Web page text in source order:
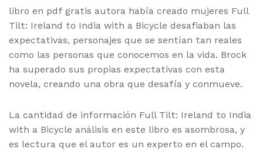
libro en pdf gratis autora había creado mujeres Full
Tilt: Ireland to India with a Bicycle desafiaban las
expectativas, personajes que se sentían tan reales
como las personas que conocemos en la vida. Brock
ha superado sus propias expectativas con esta
novela, creando una obra que desafía y conmueve.
La cantidad de información Full Tilt: Ireland to India
with a Bicycle análisis en este libro es asombrosa, y
es lectura que el autor es un experto en el campo.